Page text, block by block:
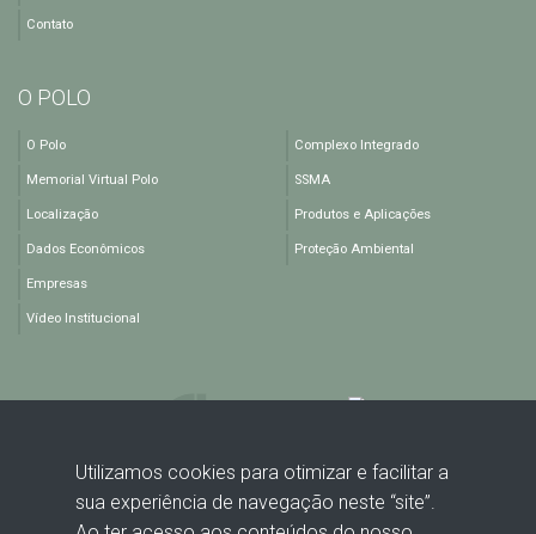
Utilizamos cookies para otimizar e facilitar a
sua experiência de navegação neste “site”.
Contato
O POLO
O Polo
Memorial Virtual Polo
Localização
Dados Econômicos
Complexo Integrado
SSMA
Produtos e Aplicações
Proteção Ambiental
Empresas
Vídeo Institucional
Rodovia BA 512, KM 1,5 - Polo Industrial de Camaçari - Camaçari -